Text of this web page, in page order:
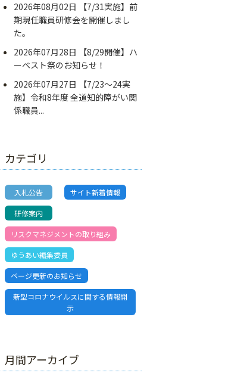
2026年08月02日
【7/31実施】前
期現任職員研修会を開催しまし
た。
2026年07月28日
【8/29開催】ハ
ーベスト祭のお知らせ！
2026年07月27日
【7/23～24実
施】令和8年度 全道知的障がい関
係職員...
カテゴリ
入札公告 サイト新着情報
研修案内
リスクマネジメントの取り組み
ゆうあい編集委員
ページ更新のお知らせ
新型コロナウイルスに関する情報開
示
月間アーカイブ